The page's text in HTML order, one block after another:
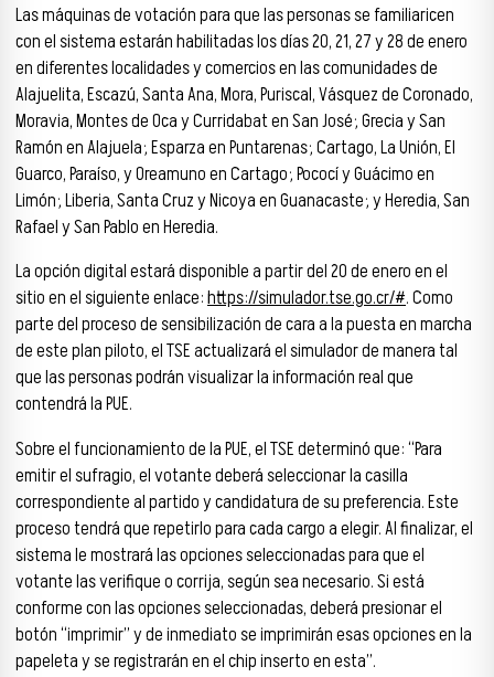
Las máquinas de votación para que las personas se familiaricen
con el sistema estarán habilitadas los días 20, 21, 27 y 28 de enero
en diferentes localidades y comercios en las comunidades de
Alajuelita, Escazú, Santa Ana, Mora, Puriscal, Vásquez de Coronado,
Moravia, Montes de Oca y Curridabat en San José; Grecia y San
Ramón en Alajuela; Esparza en Puntarenas; Cartago, La Unión, El
Guarco, Paraíso, y Oreamuno en Cartago; Pococí y Guácimo en
Limón; Liberia, Santa Cruz y Nicoya en Guanacaste; y Heredia, San
Rafael y San Pablo en Heredia.
La opción digital estará disponible a partir del 20 de enero en el
sitio en el siguiente enlace:https://simulador.tse.go.cr/#. Como
parte del proceso de sensibilización de cara a la puesta en marcha
de este plan piloto, el TSE actualizará el simulador de manera tal
que las personas podrán visualizar la información real que
contendrá la PUE.
Sobre el funcionamiento de la PUE, el TSE determinó que: “Para
emitir el sufragio, el votante deberá seleccionar la casilla
correspondiente al partido y candidatura de su preferencia. Este
proceso tendrá que repetirlo para cada cargo a elegir. Al finalizar, el
sistema le mostrará las opciones seleccionadas para que el
votante las verifique o corrija, según sea necesario. Si está
conforme con las opciones seleccionadas, deberá presionar el
botón “imprimir” y de inmediato se imprimirán esas opciones en la
papeleta y se registrarán en el chip inserto en esta”.